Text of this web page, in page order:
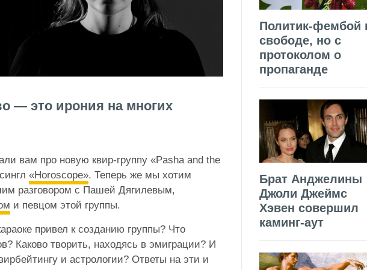
— это ирония на многих
вам про новую квир-группу «Pasha and the
«Horoscope». Теперь же мы хотим
разговором с Пашей Дягилевым,
и певцом этой группы.
привел к созданию группы? Что
Каково творить, находясь в эмиграции? И
и астрологии? Ответы на эти и
Политик-фембой
свободе, но с
протоколом о
пропаганде
Брат Анджелины
Джоли Джеймс
Хэвен совершил
каминг-аут